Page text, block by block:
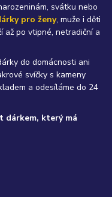
svátku nebo
pro ženy, muže i děti
až po vtipné, netradiční a
do domácnosti ani
svíčky s kameny
a odesíláme do 24
dárkem, který má